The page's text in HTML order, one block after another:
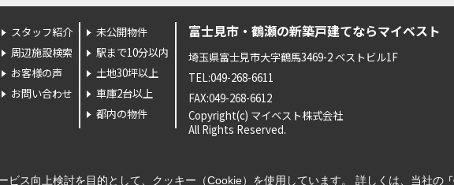
スタッフ紹介
周辺施設検索
お客様の声
お問い合わせ
未公開物件
駅まで10分以内
土地30坪以上
車庫2台以上
都内の物件
富士見市・鶴瀬の新築戸建てならマイベスト
埼玉県富士見市大字鶴馬3469-2 ベストビル1F
TEL:049-268-6611
FAX:049-268-6612
Copyright(c) マイベスト株式会社
All Rights Reserved.
ス向上検討を目的として、クッキー（Cookie）を使用しています。 詳しくは、当社の